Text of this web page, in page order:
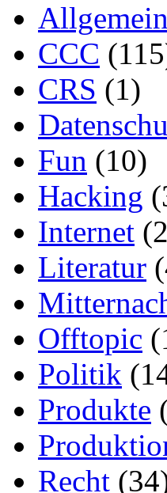
Allgemein
CCC
CRS (1)
Fun (10)
Hacking
Internet
Literatur
Offtopic
Politik
Produkte
Recht